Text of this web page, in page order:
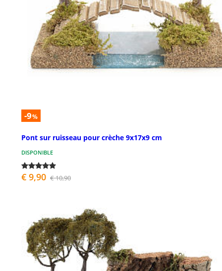
-9%
Pont sur ruisseau pour crèche 9x17x9 cm
DISPONIBLE
€ 9,90 € 10,90